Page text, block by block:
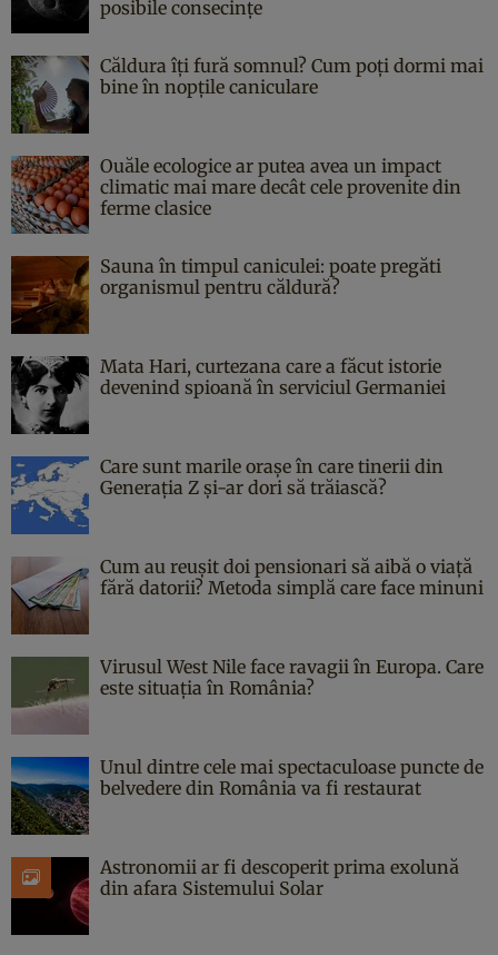
posibile consecințe
Căldura îți fură somnul? Cum poți dormi mai
bine în nopțile caniculare
Ouăle ecologice ar putea avea un impact
climatic mai mare decât cele provenite din
ferme clasice
Sauna în timpul caniculei: poate pregăti
organismul pentru căldură?
Mata Hari, curtezana care a făcut istorie
devenind spioană în serviciul Germaniei
Care sunt marile orașe în care tinerii din
Generația Z și-ar dori să trăiască?
Cum au reușit doi pensionari să aibă o viață
fără datorii? Metoda simplă care face minuni
Virusul West Nile face ravagii în Europa. Care
este situația în România?
Unul dintre cele mai spectaculoase puncte de
belvedere din România va fi restaurat
Astronomii ar fi descoperit prima exolună
din afara Sistemului Solar